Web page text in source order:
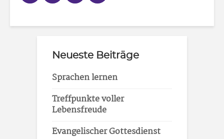
Neueste Beiträge
Sprachen lernen
Treffpunkte voller
Lebensfreude
Evangelischer Gottesdienst